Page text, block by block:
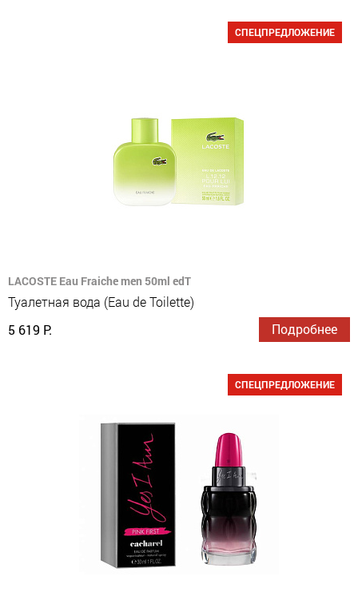
СПЕЦПРЕДЛОЖЕНИЕ
LACOSTE Eau Fraiche men 50ml edT
Туалетная вода (Eau de Toilette)
5 619 Р.
Подробнее
СПЕЦПРЕДЛОЖЕНИЕ